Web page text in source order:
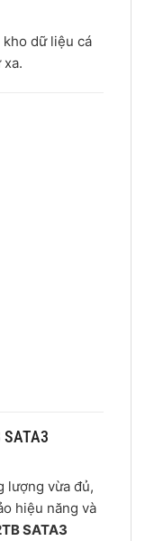
kho dữ liệu cá
lượng vừa đủ,
hiệu năng và
SATA3